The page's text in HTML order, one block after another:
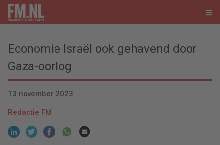
Economie Israël ook gehavend door
Gaza-oorlog
13 november 2023
Redactie FM